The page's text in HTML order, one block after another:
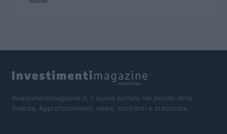
Investimentimagazine.it, il nuovo portale nel mondo della
finanza. Approfondimenti, news, confronti e statistiche.